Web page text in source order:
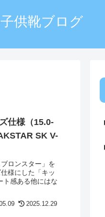
供靴ブログ
仕様（15.0-
SK V-
ロンスター」を
様にした「キッ
ト感ある他にはな
2025.12.29